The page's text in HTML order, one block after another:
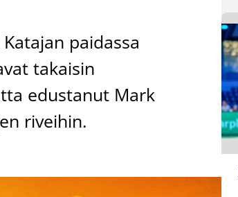
paidassa
takaisin
edustanut Mark
riveihin.